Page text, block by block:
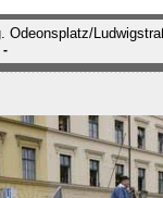
Odeonsplatz/
-